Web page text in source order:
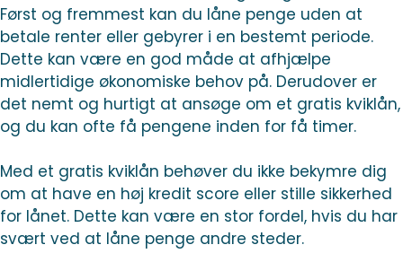
Først og fremmest kan du låne penge uden at
betale renter eller gebyrer i en bestemt periode.
Dette kan være en god måde at afhjælpe
midlertidige økonomiske behov på. Derudover er
det nemt og hurtigt at ansøge om et gratis kviklån,
og du kan ofte få pengene inden for få timer.
Med et gratis kviklån behøver du ikke bekymre dig
om at have en høj kredit score eller stille sikkerhed
for lånet. Dette kan være en stor fordel, hvis du har
svært ved at låne penge andre steder.